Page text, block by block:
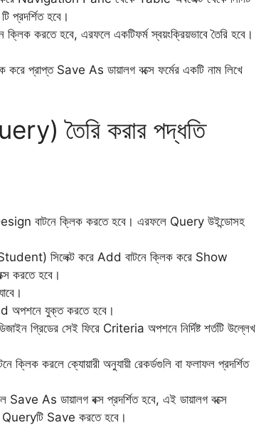
প্রদর্শিত হবে।
ক্লিক করতে হবে, এরফলে একটিফর্ম স্বয়ংক্রিয়ভাবে তৈরি হবে।
প্রাপ্ত Save As ডায়ালগ বক্সে ফর্মের একটি নাম লিখে
তৈরি করার পদ্ধতি
বাটনে ক্লিক করতে হবে। এরফলে Query উইন্ডোসহ
Student) সিলেক্ট করে Add বাটনে ক্লিক করে Show
করতে হবে।
অপশনে যুক্ত করতে হবে।
গ্রিডের সেই ফিরে Criteria অপশনে নির্দিষ্ট শর্তটি উল্লেখ
করলে ক্যোয়ারী অনুযায়ী রেকর্ডগুলি বা ফলাফল প্রদর্শিত
As ডায়ালগ বক্স প্রদর্শিত হবে, এই ডায়ালগ বক্সে
Queryটি Save করতে হবে।